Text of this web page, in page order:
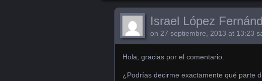
Israel López
on 27 septiembre, 2013 at 13:23
Hola, gracias por el comentario.
¿Podrías decirme exactamente qué parte